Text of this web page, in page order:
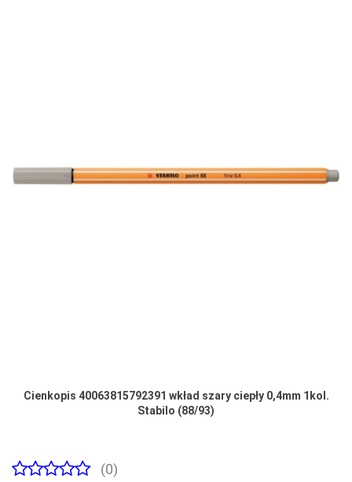
Cienkopis 40063815792391 wkład szary ciepły 0,4mm 1kol.
Stabilo (88/93)
(0)